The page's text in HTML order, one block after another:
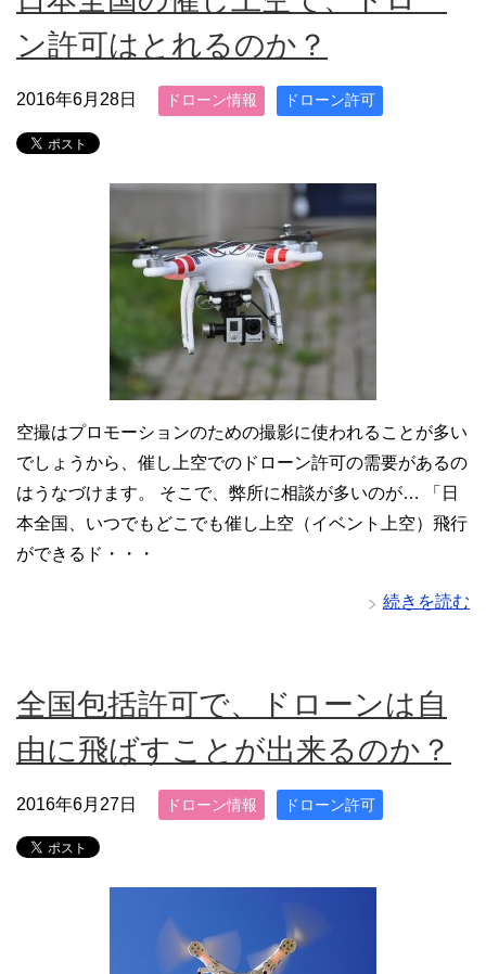
ン許可はとれるのか？
2016年6月28日 ドローン情報 ドローン許可
空撮はプロモーションのための撮影に使われることが多い
でしょうから、催し上空でのドローン許可の需要があるの
はうなづけます。 そこで、弊所に相談が多いのが… 「日
本全国、いつでもどこでも催し上空（イベント上空）飛行
ができるド・・・
続きを読む
全国包括許可で、ドローンは自
由に飛ばすことが出来るのか？
2016年6月27日 ドローン情報 ドローン許可